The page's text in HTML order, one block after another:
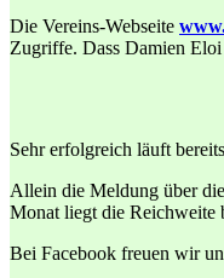
Die Vereins-Webseite
Zugriffe. Dass Damien Eloi
Sehr erfolgreich läuft
Allein die Meldung über
Monat liegt die Reichweite
Bei Facebook freuen wir